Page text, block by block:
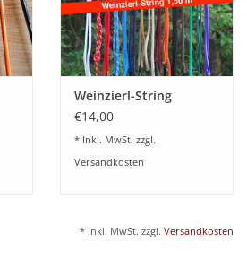
Weinzierl-String
€14,00
* Inkl. MwSt. zzgl.
Versandkosten
* Inkl. MwSt. zzgl. Versandkosten